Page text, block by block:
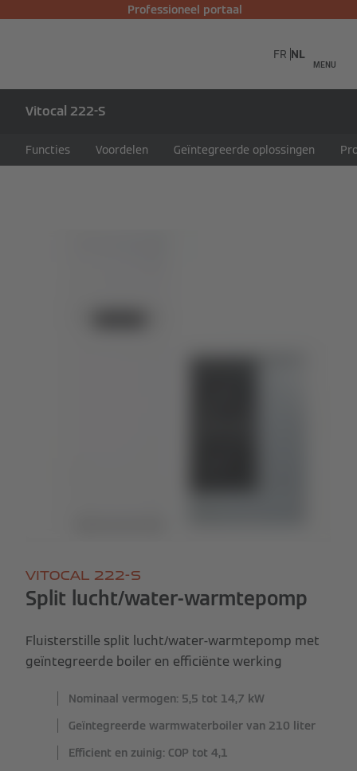
Professioneel portaal
MENU
FR NL
Vitocal 222-S
Functies Voordelen Geïntegreerde oplossingen
VITOCAL 222-S
Split lucht/water-warmtepomp
Fluisterstille split lucht/water-warmtepomp met
geïntegreerde boiler en efficiënte werking
Nominaal vermogen: 5,5 tot 14,7 kW
Geïntegreerde warmwaterboiler van 210 liter
Efficient en zuinig: COP tot 4,1